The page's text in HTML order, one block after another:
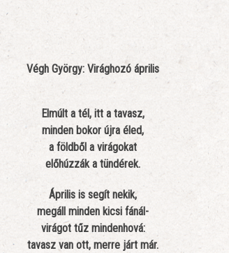
Végh György: Virághozó április
Elmúlt a tél, itt a tavasz,
minden bokor újra éled,
a földből a virágokat
előhúzzák a tündérek.
Április is segít nekik,
megáll minden kicsi fánál-
virágot tűz mindenhová:
tavasz van ott, merre járt már.